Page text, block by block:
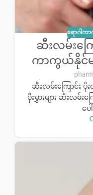
ရောဂါက
ဆီးလမ်းကြ
ကာကွယ်နိုင်မ
ဆီးလမ်းကြောင်း ပို
ပိုးမွှားများ ဆီးလမ်
ပ